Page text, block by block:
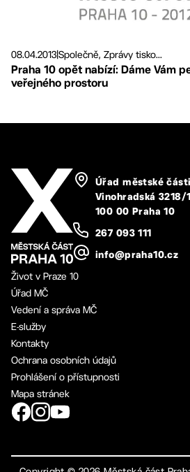
08.04.2013Společně, Zprávy tisko...
Praha 10 opět nabízí: Dáme Vám
veřejného prostoru
Úřad městské
Vinohradská 3218/
100 00 Praha 10
267 093 111
info@praha10.cz
Život v Praze 10
Úřad MČ
Vedení a správa MČ
E-služby
Kontakty
Ochrana osobních údajů
Prohlášení o přístupnosti
Mapa stránek